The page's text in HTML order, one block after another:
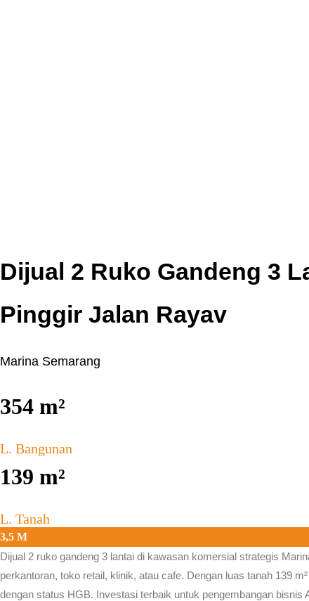
Dijual 2 Ruko Gandeng 3
Pinggir Jalan Rayav
Marina Semarang
354 m²
L. Bangunan
139 m²
L. Tanah
3,5 M
Dijual 2 ruko gandeng 3 lantai di kawasan komersial strategis
perkantoran, toko retail, klinik, atau cafe. Dengan luas tanah 139
dengan status HGB. Investasi terbaik untuk pengembangan bisnis